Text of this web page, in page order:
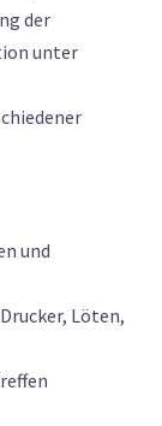
der
unter
und
Löten,